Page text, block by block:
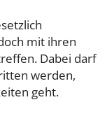
mit ihren
Dabei darf
werden,
geht.